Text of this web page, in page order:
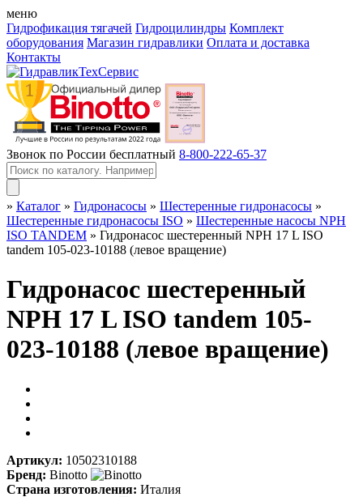
меню
Гидрофикация тягачей Гидроцилиндры Комплект
оборудования Магазин гидравлики Оплата и доставка
Контакты
Звонок по России бесплатный 8-800-222-65-37
» Каталог » Гидронасосы » Шестеренные гидронасосы »
Шестеренные гидронасосы ISO » Шестеренные насосы NPH
ISO TANDEM » Гидронасос шестеренный NPH 17 L ISO
tandem 105-023-10188 (левое вращение)
Гидронасос шестеренный
NPH 17 L ISO tandem 105-
023-10188 (левое вращение)
Артикул: 10502310188
Бренд: Binotto
Страна изготовления: Италия